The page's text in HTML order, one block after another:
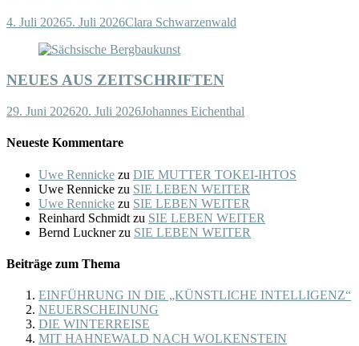
4. Juli 20265. Juli 2026Clara Schwarzenwald
NEUES AUS ZEITSCHRIFTEN
29. Juni 202620. Juli 2026Johannes Eichenthal
Neueste Kommentare
Uwe Rennicke zu DIE MUTTER TOKEI-IHTOS
Uwe Rennicke zu SIE LEBEN WEITER
Uwe Rennicke zu SIE LEBEN WEITER
Reinhard Schmidt zu SIE LEBEN WEITER
Bernd Lucknerzu SIE LEBEN WEITER
Beiträge zum Thema
EINFÜHRUNG IN DIE „KÜNSTLICHE INTELLIGENZ“
NEUERSCHEINUNG
DIE WINTERREISE
MIT HAHNEWALD NACH WOLKENSTEIN